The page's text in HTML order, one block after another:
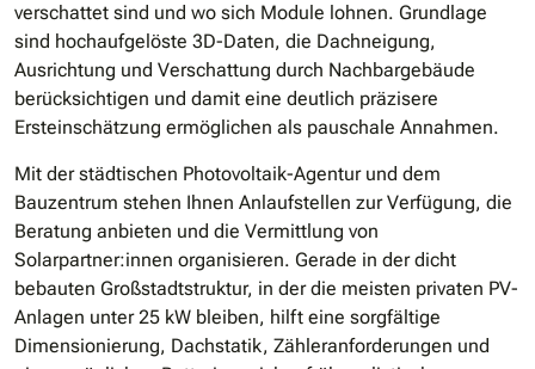
verschattet sind und wo sich Module lohnen. Grundlage
sind hochaufgelöste 3D-Daten, die Dachneigung,
Ausrichtung und Verschattung durch Nachbargebäude
berücksichtigen und damit eine deutlich präzisere
Ersteinschätzung ermöglichen als pauschale Annahmen.
Mit der städtischen Photovoltaik-Agentur und dem
Bauzentrum stehen Ihnen Anlaufstellen zur Verfügung, die
Beratung anbieten und die Vermittlung von
Solarpartner:innen organisieren. Gerade in der dicht
bebauten Großstadtstruktur, in der die meisten privaten PV-
Anlagen unter 25 kW bleiben, hilft eine sorgfältige
Dimensionierung, Dachstatik, Zähleranforderungen und